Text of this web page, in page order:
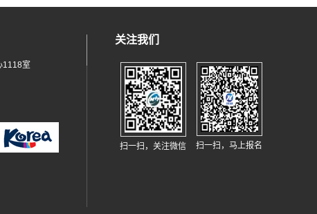
1118室
关注我们
扫一扫，关注微信 扫一扫，马上报名